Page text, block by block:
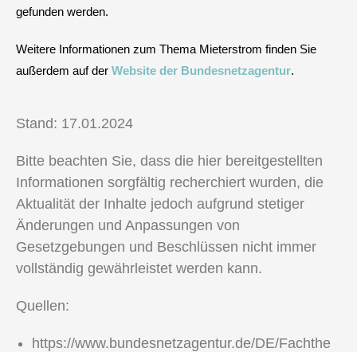
gefunden werden.
Weitere Informationen zum Thema Mieterstrom finden Sie
außerdem auf der Website der Bundesnetzagentur.
Stand: 17.01.2024
Bitte beachten Sie, dass die hier bereitgestellten
Informationen sorgfältig recherchiert wurden, die
Aktualität der Inhalte jedoch aufgrund stetiger
Änderungen und Anpassungen von
Gesetzgebungen und Beschlüssen nicht immer
vollständig gewährleistet werden kann.
Quellen:
https://www.bundesnetzagentur.de/DE/Fachthe